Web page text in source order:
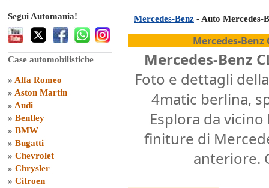
Segui Automania!
Case automobilistiche
» Alfa Romeo
» Aston Martin
» Audi
» Bentley
» BMW
» Bugatti
» Chevrolet
» Chrysler
» Citroen
Mercedes-Benz - Auto Mercedes-
Mercedes-
Mercedes-Benz
Foto e dettagli
4matic berlina,
Esplora da
finiture di
anteriore.